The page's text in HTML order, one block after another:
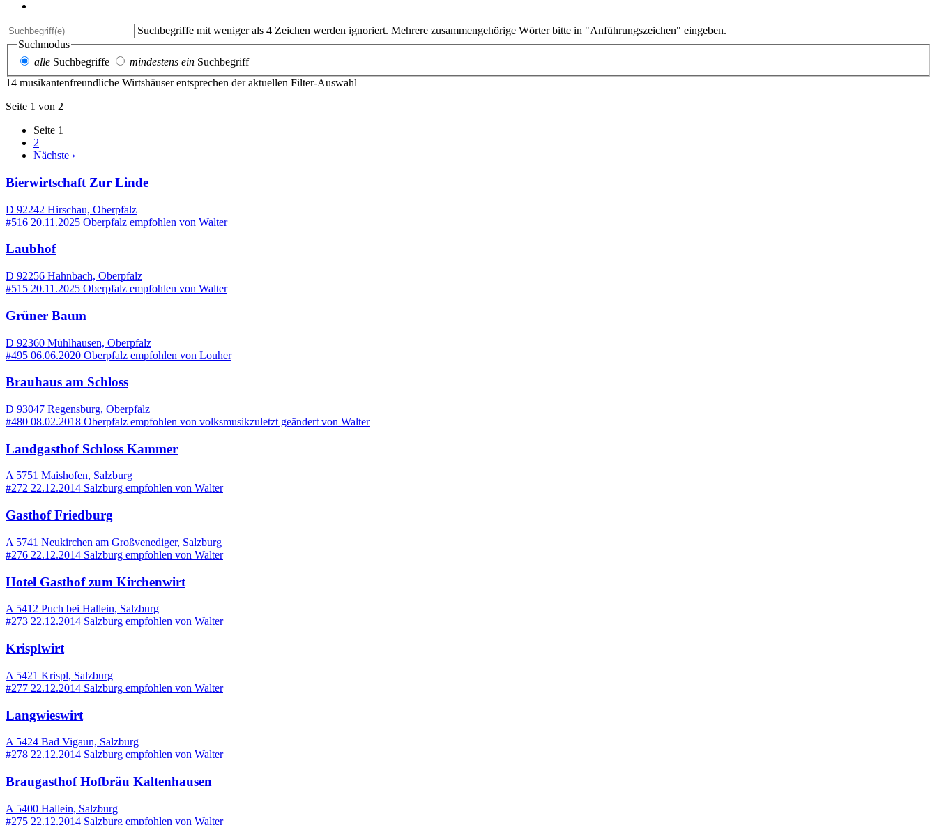
Suchbegriffe mit weniger als 4 Zeichen werden ignoriert. Mehrere zusammengehörige Wörter bitte in "Anführungszeichen" eingeben.
Suchmodus
alle Suchbegriffe mindestens ein Suchbegriff
14 musikantenfreundliche Wirtshäuser entsprechen der aktuellen Filter-Auswahl
Seite 1 von 2
Seite 1
2
Nächste ›
Bierwirtschaft Zur Linde
D 92242 Hirschau, Oberpfalz
#516 20.11.2025 Oberpfalz empfohlen von Walter
Laubhof
D 92256 Hahnbach, Oberpfalz
#515 20.11.2025 Oberpfalz empfohlen von Walter
Grüner Baum
D 92360 Mühlhausen, Oberpfalz
#495 06.06.2020 Oberpfalz empfohlen von Louher
Brauhaus am Schloss
D 93047 Regensburg, Oberpfalz
#480 08.02.2018 Oberpfalz empfohlen von volksmusikzuletzt geändert von Walter
Landgasthof Schloss Kammer
A 5751 Maishofen, Salzburg
#272 22.12.2014 Salzburg empfohlen von Walter
Gasthof Friedburg
A 5741 Neukirchen am Großvenediger, Salzburg
#276 22.12.2014 Salzburg empfohlen von Walter
Hotel Gasthof zum Kirchenwirt
A 5412 Puch bei Hallein, Salzburg
#273 22.12.2014 Salzburg empfohlen von Walter
Krisplwirt
A 5421 Krispl, Salzburg
#277 22.12.2014 Salzburg empfohlen von Walter
Langwieswirt
A 5424 Bad Vigaun, Salzburg
#278 22.12.2014 Salzburg empfohlen von Walter
Braugasthof Hofbräu Kaltenhausen
A 5400 Hallein, Salzburg
#275 22.12.2014 Salzburg empfohlen von Walter